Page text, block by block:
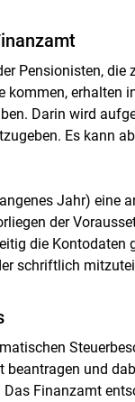
Pensionisten,
kommen, erhalten
Darin wird
Es kann
Jahr) eine
der
die Kontodaten
schriftlich
beantragen und
Finanzamt